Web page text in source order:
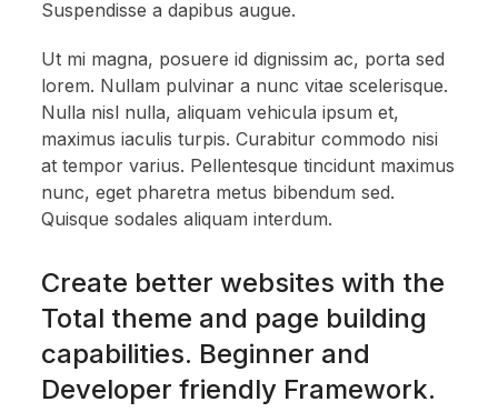
Suspendisse a dapibus augue.
Ut mi magna, posuere id dignissim ac, porta sed
lorem. Nullam pulvinar a nunc vitae scelerisque.
Nulla nisl nulla, aliquam vehicula ipsum et,
maximus iaculis turpis. Curabitur commodo nisi
at tempor varius. Pellentesque tincidunt maximus
nunc, eget pharetra metus bibendum sed.
Quisque sodales aliquam interdum.
Create better websites with the
Total theme and page building
capabilities. Beginner and
Developer friendly Framework.